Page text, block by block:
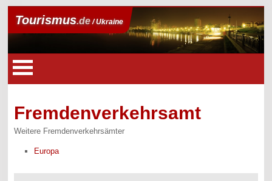
Tourismus.de/ Ukraine
Fremdenverkehrsamt
Weitere Fremdenverkehrsämter
Europa